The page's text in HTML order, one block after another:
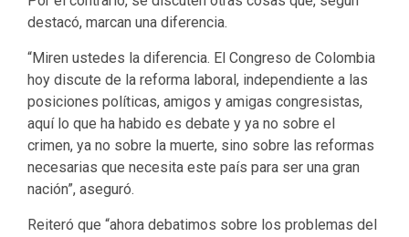
destacó, marcan una diferencia.
“Miren ustedes la diferencia. El Congreso de Colombia
hoy discute de la reforma laboral, independiente a las
posiciones políticas, amigos y amigas congresistas,
aquí lo que ha habido es debate y ya no sobre el
crimen, ya no sobre la muerte, sino sobre las reformas
necesarias que necesita este país para ser una gran
nación”, aseguró.
Reiteró que “ahora debatimos sobre los problemas del